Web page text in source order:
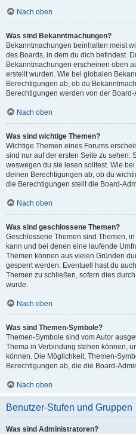
Nach oben
Was sind Bekanntmachungen?
Bekanntmachungen beinhalten meist
des Boards, in dem du dich befindest.
Bekanntmachungen erscheinen oben
erstellt wurden. Wie bei globalen
Berechtigungen ab, ob du
Berechtigungen werden von der
Nach oben
Was sind wichtige Themen?
Wichtige Themen eines Forums
sind nur auf der ersten Seite zu sehen.
weswegen du sie lesen solltest. Wie
deinen Berechtigungen ab, ob du
die Berechtigungen stellt die Board-
Nach oben
Was sind geschlossene Themen?
Geschlossene Themen sind Themen,
kann und bei denen eine laufende
Themen können aus vielen Gründen
gesperrt werden. Eventuell hast du
Themen zu schließen, sofern dies
wurde.
Nach oben
Was sind Themen-Symbole?
Themen-Symbole sind vom Autor
Thema in Verbindung stehen können,
können. Die Möglichkeit, Themen-
Berechtigungen ab, die die Board-
Nach oben
Benutzer-Stufen und Gruppen
Was sind Administratoren?